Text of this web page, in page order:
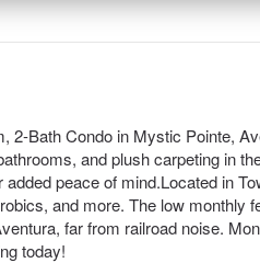
2-Bath Condo in Mystic Pointe,
and plush carpeting in
added peace of mind.Located in
and more. The low monthly
far from railroad noise.
today!